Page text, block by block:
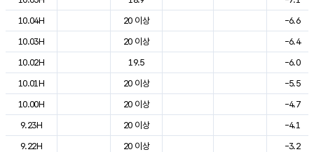
10.04H
20 이상
-6.6
10.03H
20 이상
-6.4
10.02H
19.5
-6.0
10.01H
20 이상
-5.5
10.00H
20 이상
-4.7
9.23H
20 이상
-4.1
9.22H
20 이상
-3.2